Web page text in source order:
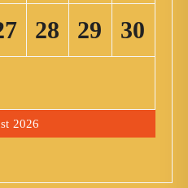
2026
28 29
30